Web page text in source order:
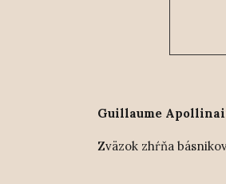
Guillaume
Zväzok zhŕňa